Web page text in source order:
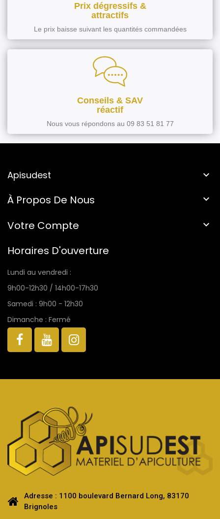
Prix dégressifs &
attractifs
Le prix baisse suivant les quantités commandées
Conseils & SAV
réactif
Nous vous répondons au 09 83 51 81 77
Apisudest 
À Propos De Nous 
Votre Compte 
Horaires D'ouverture
Lundi au vendredi :
9h00-12h30 / 14h00-17h30
Samedi : 9h00 - 12h30
Dimanche : Fermé
Adresse : 1100 boulevard Bernard Long, 83170
Brignoles